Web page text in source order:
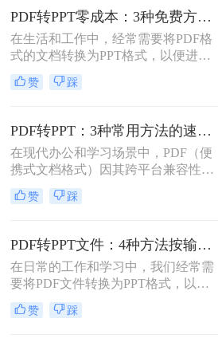
怎么转换呢？本文将介绍三种常用的
方法来实现这一转换。
PDF转PPT零成本：3种免费方案的实际效果和隐藏限制！
在生活和工作中，经常需要将PDF格
式的文档转换为PPT格式，以便进行
演示和讲解。然而，一些专业的PDF
转PPT软件可能需要付费购买。那么
介绍三种不需要花钱就能将PDF转换
成PPT的方法。
赞 踩
PDF转PPT：3种常用方法的速度对比和适用文件类型！
在现代办公和学习场景中，PDF（便
携式文档格式）因其跨平台兼容性和
内容稳定性而广泛使用。然而，在某
些情况下，我们可能需要将PDF文件
以便于编辑、演示或分享。那么PDF
如何转ppt呢？本文将详细介绍几种常
用的PDF转PPT的方法。
赞 踩
PDF转PPT文件：4种方法按输出格式（pptx/ppt）和页数选择!
在日常的工作和学习中，我们经常需
要将PDF文件转换为PPT格式，以便
进行演示或编辑。那么如何将pdf转换
成ppt文件呢？本文将介绍四种常用的
赞 踩